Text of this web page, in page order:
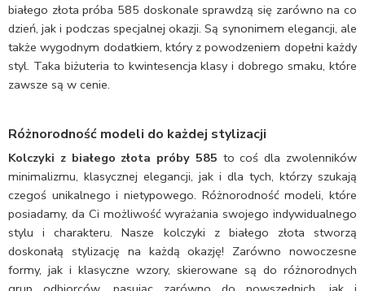
białego złota próba 585 doskonale sprawdzą się zarówno na co
dzień, jak i podczas specjalnej okazji. Są synonimem elegancji, ale
także wygodnym dodatkiem, który z powodzeniem dopełni każdy
styl. Taka biżuteria to kwintesencja klasy i dobrego smaku, które
zawsze są w cenie.
Różnorodność modeli do każdej stylizacji
Kolczyki z białego złota próby 585 to coś dla zwolenników
minimalizmu, klasycznej elegancji, jak i dla tych, którzy szukają
czegoś unikalnego i nietypowego. Różnorodność modeli, które
posiadamy, da Ci możliwość wyrażania swojego indywidualnego
stylu i charakteru. Nasze kolczyki z białego złota stworzą
doskonałą stylizację na każdą okazję! Zarówno nowoczesne
formy, jak i klasyczne wzory, skierowane są do różnorodnych